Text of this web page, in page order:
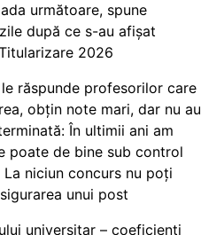
următoare, spune
după ce s-au afișat
2026
răspunde profesorilor care
obțin note mari, dar nu au
În ultimii ani am
poate de bine sub control
niciun concurs nu poți
unui post
universitar – coeficienți